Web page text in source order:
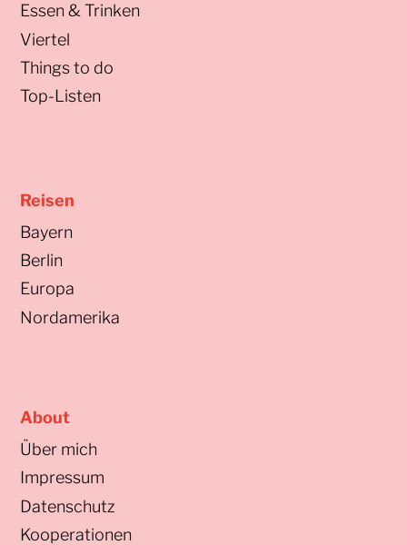
Essen & Trinken
Viertel
Things to do
Top-Listen
Reisen
Bayern
Berlin
Europa
Nordamerika
About
Über mich
Impressum
Datenschutz
Kooperationen